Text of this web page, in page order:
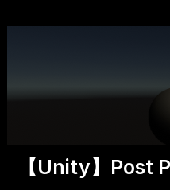
【Unity】Post